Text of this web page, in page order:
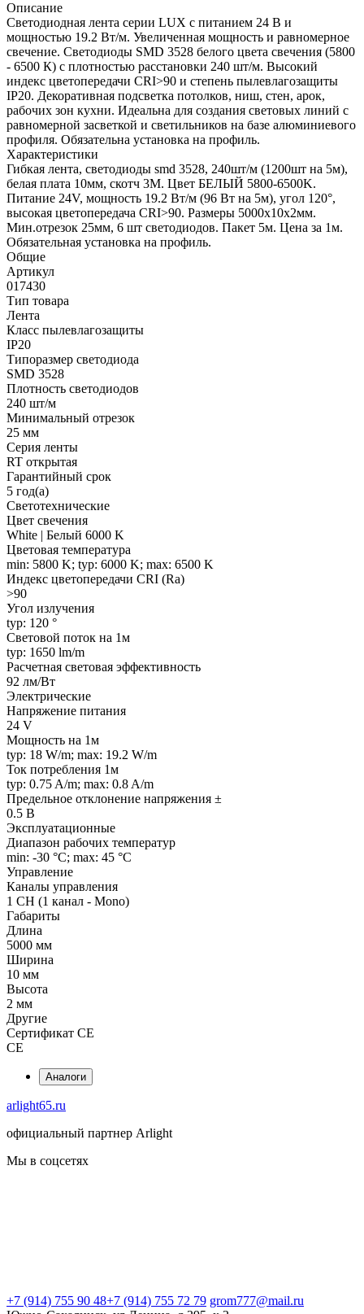
Описание
Светодиодная лента серии LUX с питанием 24 В и
мощностью 19.2 Вт/м. Увеличенная мощность и равномерное
свечение. Светодиоды SMD 3528 белого цвета свечения (5800
- 6500 К) с плотностью расстановки 240 шт/м. Высокий
индекс цветопередачи CRI>90 и степень пылевлагозащиты
IP20. Декоративная подсветка потолков, ниш, стен, арок,
рабочих зон кухни. Идеальна для создания световых линий с
равномерной засветкой и светильников на базе алюминиевого
профиля. Обязательна установка на профиль.
Характеристики
Гибкая лента, светодиоды smd 3528, 240шт/м (1200шт на 5м),
белая плата 10мм, скотч 3М. Цвет БЕЛЫЙ 5800-6500K.
Питание 24V, мощность 19.2 Вт/м (96 Вт на 5м), угол 120°,
высокая цветопередача CRI>90. Размеры 5000х10x2мм.
Мин.отрезок 25мм, 6 шт светодиодов. Пакет 5м. Цена за 1м.
Обязательная установка на профиль.
Общие
Артикул
017430
Тип товара
Лента
Класс пылевлагозащиты
IP20
Типоразмер светодиода
SMD 3528
Плотность светодиодов
240 шт/м
Минимальный отрезок
25 мм
Серия ленты
RT открытая
Гарантийный срок
5 год(а)
Светотехнические
Цвет свечения
White | Белый 6000 K
Цветовая температура
min: 5800 K; typ: 6000 K; max: 6500 K
Индекс цветопередачи CRI (Ra)
>90
Угол излучения
typ: 120 °
Световой поток на 1м
typ: 1650 lm/m
Расчетная световая эффективность
92 лм/Вт
Электрические
Напряжение питания
24 V
Мощность на 1м
typ: 18 W/m; max: 19.2 W/m
Ток потребления 1м
typ: 0.75 A/m; max: 0.8 A/m
Предельное отклонение напряжения ±
0.5 В
Эксплуатационные
Диапазон рабочих температур
min: -30 °C; max: 45 °C
Управление
Каналы управления
1 CH (1 канал - Mono)
Габариты
Длина
5000 мм
Ширина
10 мм
Высота
2 мм
Другие
Сертификат CE
CE
Аналоги
arlight65.ru
официальный партнер Arlight
Мы в соцсетях
+7 (914) 755 90 48+7 (914) 755 72 79 grom777@mail.ru